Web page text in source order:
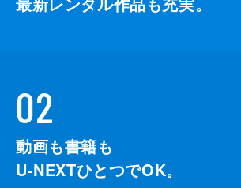
02
動画も書籍も
U-NEXTひとつでOK。